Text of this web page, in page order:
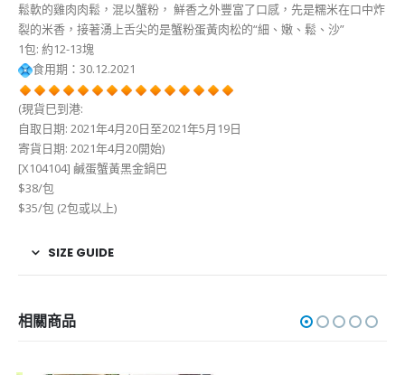
鬆軟的雞肉肉鬆，混以蟹粉， 鮮香之外豐富了口感，先是糯米在口中炸
裂的米香，接著湧上舌尖的是蟹粉蛋黃肉松的“細、嫩、鬆、沙”
1包: 約12-13塊
食用期：30.12.2021
(現貨巳到港:
自取日期: 2021年4月20日至2021年5月19日
寄貨日期: 2021年4月20開始)
[X104104] 鹹蛋蟹黃黑金鍋巴
$38/包
$35/包 (2包或以上)
SIZE GUIDE
相關商品